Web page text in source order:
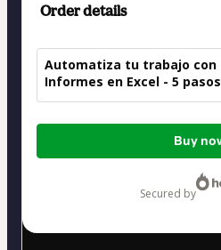
Order details
Automatiza tu trabajo con
Informes en Excel - 5 pasos
Total
Buy
secured by